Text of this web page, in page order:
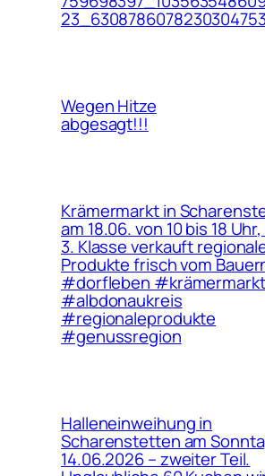
Wegen Hitze
abgesagt!!!
Krämermarkt in
am 18.06. von 10 bis 18
3. Klasse verkauft
Produkte frisch vom
#dorfleben #krämermarkt
#albdonaukreis
#regionaleprodukte
#genussregion
Halleneinweihung in
Scharenstetten am
14.06.2026 – zweiter Teil.